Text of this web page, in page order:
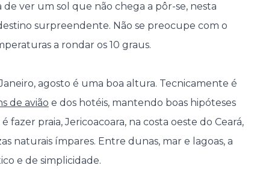
ver um sol que não chega a pôr-se, nesta
surpreendente. Não se preocupe com o
a rondar os 10 graus.
agosto é uma boa altura. Tecnicamente é
de avião e dos hotéis, mantendo boas hipóteses
praia, Jericoacoara, na costa oeste do Ceará,
naturais ímpares. Entre dunas, mar e lagoas, a
e de simplicidade.